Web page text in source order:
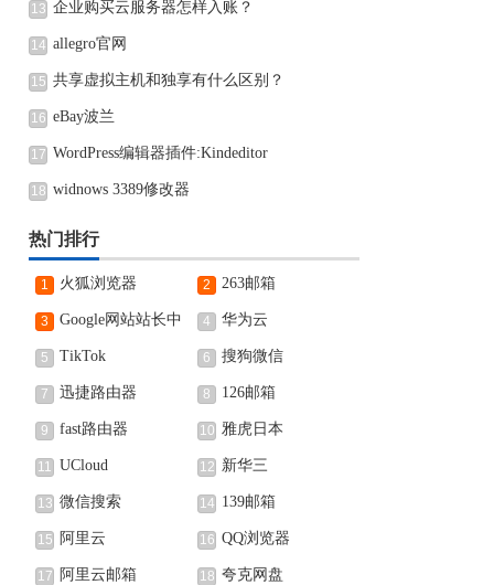
13 企业购买云服务器怎样入账？
14 allegro官网
15 共享虚拟主机和独享有什么区别？
16 eBay波兰
17 WordPress编辑器插件:Kindeditor
18 widnows 3389修改器
热门排行
1 火狐浏览器 2 263邮箱
3
Google网站站长中
心
4 华为云
5 TikTok 6 搜狗微信
7 迅捷路由器 8 126邮箱
9 fast路由器 10 雅虎日本
11 UCloud 12 新华三
13 微信搜索 14 139邮箱
15 阿里云 16 QQ浏览器
17 阿里云邮箱 18 夸克网盘